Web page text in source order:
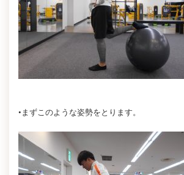
•まずこのような姿勢をとります。